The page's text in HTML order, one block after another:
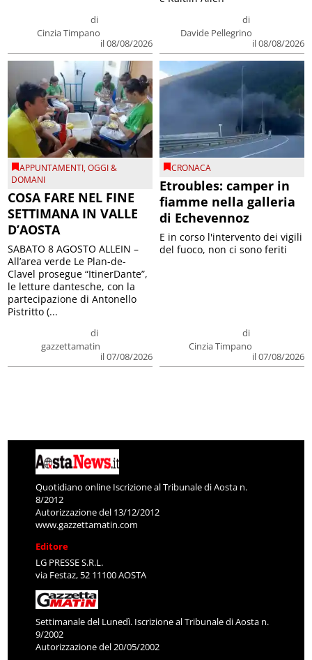
di
Cinzia Timpano
il 08/08/2026
di
Davide Pellegrino
il 08/08/2026
APPUNTAMENTI,OGGI &
DOMANI
COSA FARE NEL FINE
SETTIMANA IN VALLE
D’AOSTA
di
gazzettamatin
il 07/08/2026
SABATO 8 AGOSTO ALLEIN –
All’area verde Le Plan-de-
Clavel prosegue “ItinerDante”,
le letture dantesche, con la
partecipazione di Antonello
Pistritto (...
CRONACA
Etroubles: camper in
fiamme nella galleria
di Echevennoz
di
Cinzia Timpano
il 07/08/2026
E in corso l'intervento dei vigili
del fuoco, non ci sono feriti
Quotidiano online Iscrizione al Tribunale di Aosta n.
8/2012
Autorizzazione del 13/12/2012
www.gazzettamatin.com
Editore
LG PRESSE S.R.L.
via Festaz, 52 11100 AOSTA
Settimanale del Lunedì. Iscrizione al Tribunale di Aosta n.
9/2002
Autorizzazione del 20/05/2002